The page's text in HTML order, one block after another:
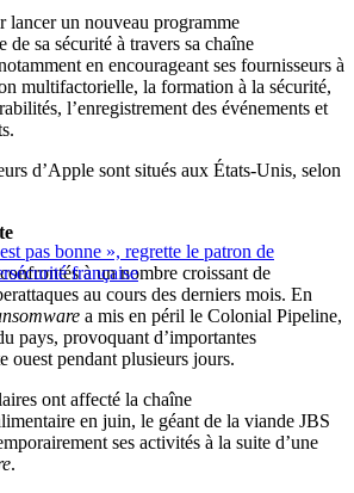
lancer un nouveau programme
de sa sécurité à travers sa chaîne
en encourageant ses fournisseurs à
multifactorielle, la formation à la sécurité,
l’enregistrement des événements et
d’Apple sont situés aux États-Unis, selon
pas bonne », regrette le patron de
française
à un nombre croissant de
au cours des derniers mois. En
a mis en péril le Colonial Pipeline,
pays, provoquant d’importantes
ouest pendant plusieurs jours.
ont affecté la chaîne
en juin, le géant de la viande JBS
ses activités à la suite d’une
.